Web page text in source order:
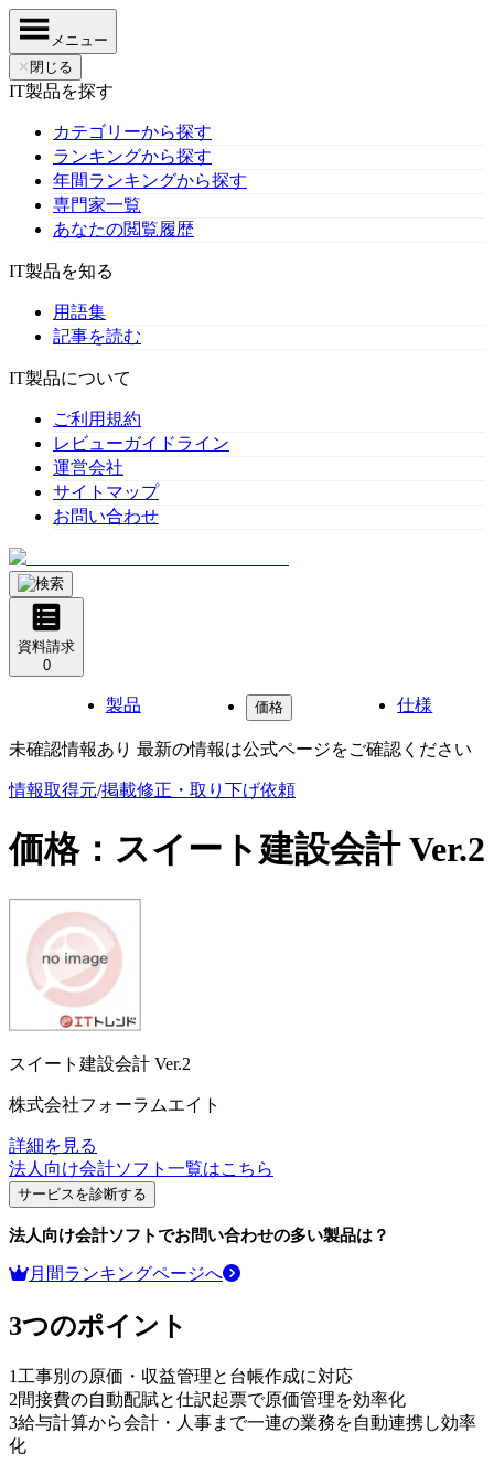
メニュー
✕ 閉じる
IT製品を探す
カテゴリーから探す
ランキングから探す
年間ランキングから探す
専門家一覧
あなたの閲覧履歴
IT製品を知る
用語集
記事を読む
IT製品について
ご利用規約
レビューガイドライン
運営会社
サイトマップ
お問い合わせ
資料請求
0
製品 価格 仕様
未確認情報あり 最新の情報は公式ページをご確認ください
情報取得元/掲載修正・取り下げ依頼
価格： スイート建設会計 Ver.2
スイート建設会計 Ver.2
株式会社フォーラムエイト
詳細を見る
法人向け会計ソフト 一覧はこちら
サービスを診断する
法人向け会計ソフトでお問い合わせの多い製品は？
月間ランキングページへ
3つのポイント
1 工事別の原価・収益管理と台帳作成に対応
2間接費の自動配賦と仕訳起票で原価管理を効率化
3給与計算から会計・人事まで一連の業務を自動連携し効率
化